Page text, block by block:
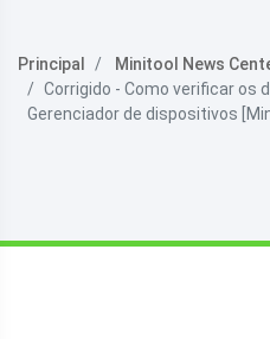
Principal
Minitool News
Corrigido - Como verificar os
Gerenciador de dispositivos